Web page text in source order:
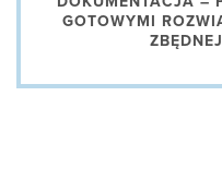
GOTOWYMI